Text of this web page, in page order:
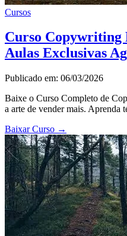
Cursos
Curso
Aulas Exclusivas
Publicado em: 06/03/2026
Baixe o Curso Completo de
a arte de vender mais. Aprenda
Baixar Curso →